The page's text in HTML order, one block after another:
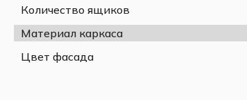
Коллекция
Монтаж
Страна-производитель
Количество ящиков
Материал каркаса
Цвет фасада